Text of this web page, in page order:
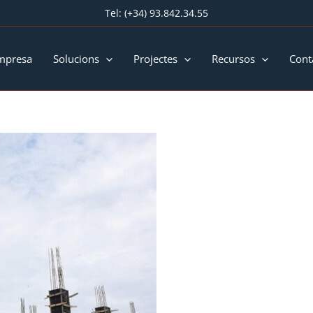
Tel: (+34) 93.842.34.55
Solucions Projectes Recursos